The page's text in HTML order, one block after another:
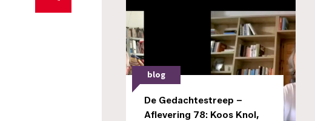
blog
De Gedachtestreep –
Aflevering 78: Koos Knol,